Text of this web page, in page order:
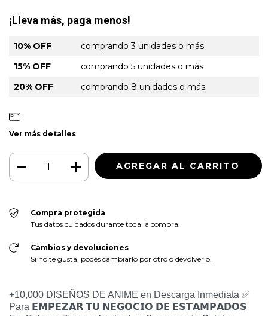
¡Lleva más, paga menos!
10% OFF
comprando 3 unidades o más
15% OFF
comprando 5 unidades o más
20% OFF
comprando 8 unidades o más
Ver más detalles
Compra protegida
Tus datos cuidados durante toda la compra.
Cambios y devoluciones
Si no te gusta, podés cambiarlo por otro o devolverlo.
+10,000 DISEÑOS DE ANIME en Descarga Inmediata ✅
Para 𝗘𝗠𝗣𝗘𝗭𝗔𝗥 𝗧𝗨 𝗡𝗘𝗚𝗢𝗖𝗜𝗢 𝗗𝗘 𝗘𝗦𝗧𝗔𝗠𝗣𝗔𝗗𝗢𝗦